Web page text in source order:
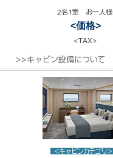
2名1室 お一人様
<価格>
<TAX>
>>キャビン設備について
<キャビンカテゴリ>